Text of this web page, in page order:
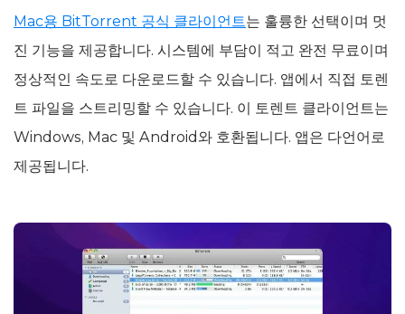
Mac용 BitTorrent 공식 클라이언트는 훌륭한 선택이며 멋
진 기능을 제공합니다. 시스템에 부담이 적고 완전 무료이며
정상적인 속도로 다운로드할 수 있습니다. 앱에서 직접 토렌
트 파일을 스트리밍할 수 있습니다. 이 토렌트 클라이언트는
Windows, Mac 및 Android와 호환됩니다. 앱은 다언어로
제공됩니다.